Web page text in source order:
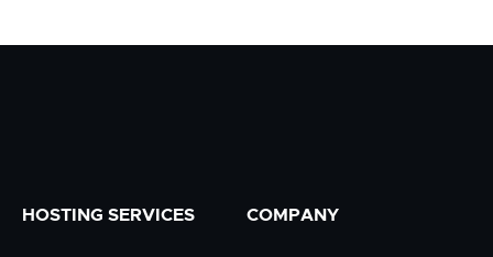
HOSTING SERVICES COMPANY